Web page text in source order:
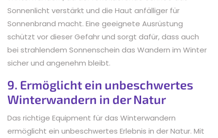
Sonnenlicht verstärkt und die Haut anfälliger für
Sonnenbrand macht. Eine geeignete Ausrüstung
schützt vor dieser Gefahr und sorgt dafür, dass auch
bei strahlendem Sonnenschein das Wandern im Winter
sicher und angenehm bleibt.
9. Ermöglicht ein unbeschwertes
Winterwandern in der Natur
Das richtige Equipment für das Winterwandern
ermöglicht ein unbeschwertes Erlebnis in der Natur. Mit